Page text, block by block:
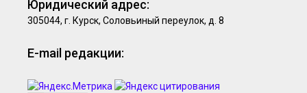
Юридический адрес:
305044, г. Курск, Соловьиный переулок, д. 8
E-mail редакции: